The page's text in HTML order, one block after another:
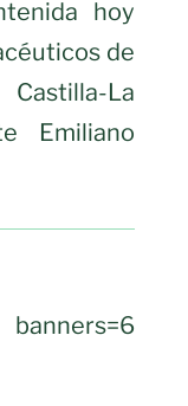
hoy
de
La
Emiliano
banners=6